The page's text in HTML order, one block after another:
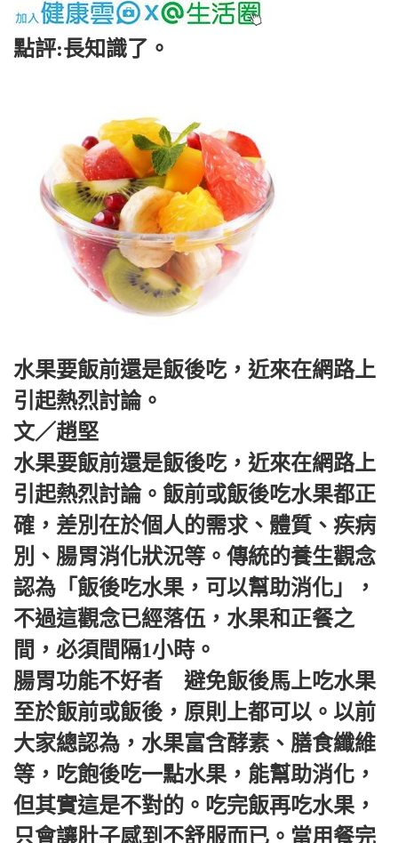
點評:長知識了。
水果要飯前還是飯後吃，近來在網路上
引起熱烈討論。
文／趙堅
水果要飯前還是飯後吃，近來在網路上
引起熱烈討論。飯前或飯後吃水果都正
確，差別在於個人的需求、體質、疾病
別、腸胃消化狀況等。傳統的養生觀念
認為「飯後吃水果，可以幫助消化」，
不過這觀念已經落伍，水果和正餐之
間，必須間隔1小時。
腸胃功能不好者 避免飯後馬上吃水果
至於飯前或飯後，原則上都可以。以前
大家總認為，水果富含酵素、膳食纖維
等，吃飽後吃一點水果，能幫助消化，
但其實這是不對的。吃完飯再吃水果，
只會讓肚子感到不舒服而已。當用餐完